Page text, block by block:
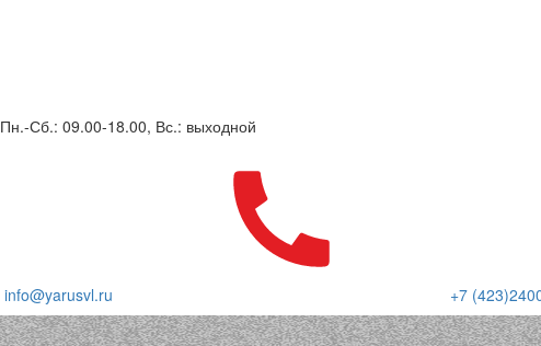
Пн.-Сб.: 09.00-18.00, Вс.: выходной
info@yarusvl.ru +7